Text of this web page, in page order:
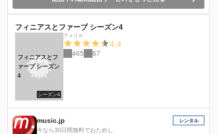
フィニアスとファーブ シーズン4
シーズン4
フィニアスとフ
ァーブ シーズン
4
アメリカ
4.4
465 67
music.jp
今なら30日間無料でおためし
レンタル